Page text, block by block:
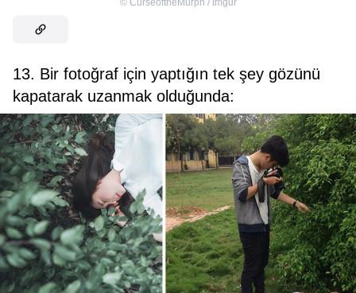
© CurseoftheMurph / Imgur
13. Bir fotoğraf için yaptığın tek şey gözünü
kapatarak uzanmak olduğunda: